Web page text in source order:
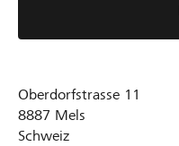
Oberdorfstrasse 11
8887 Mels
Schweiz